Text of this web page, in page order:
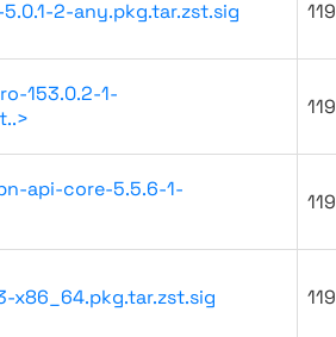
2-any.pkg.tar.zst.sig
153.0.2-1-
api-core-5.5.6-1-
x86_64.pkg.tar.zst.sig